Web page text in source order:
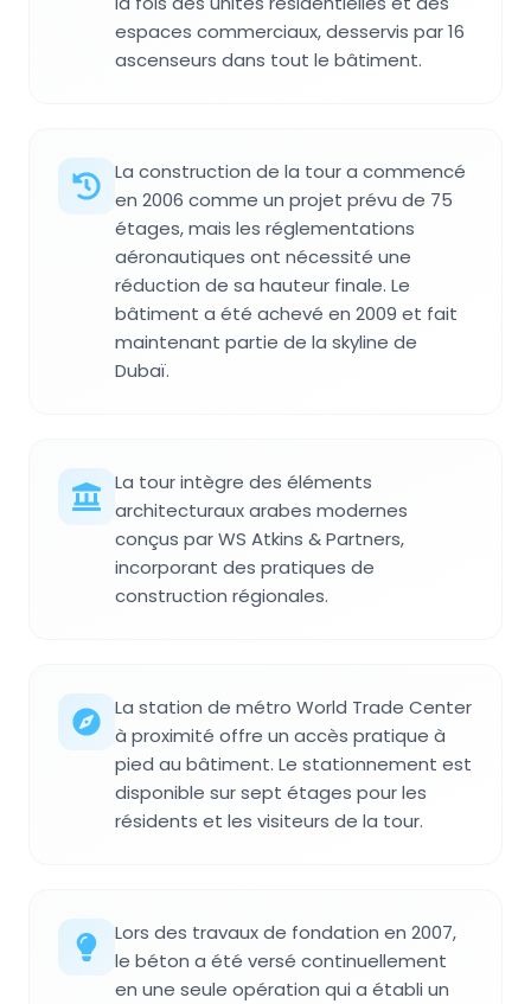
espaces commerciaux, desservis par 16
ascenseurs dans tout le bâtiment.
La construction de la tour a commencé
en 2006 comme un projet prévu de 75
étages, mais les réglementations
aéronautiques ont nécessité une
réduction de sa hauteur finale. Le
bâtiment a été achevé en 2009 et fait
maintenant partie de la skyline de
Dubaï.
La tour intègre des éléments
architecturaux arabes modernes
conçus par WS Atkins & Partners,
incorporant des pratiques de
construction régionales.
La station de métro World Trade Center
à proximité offre un accès pratique à
pied au bâtiment. Le stationnement est
disponible sur sept étages pour les
résidents et les visiteurs de la tour.
Lors des travaux de fondation en 2007,
le béton a été versé continuellement
en une seule opération qui a établi un